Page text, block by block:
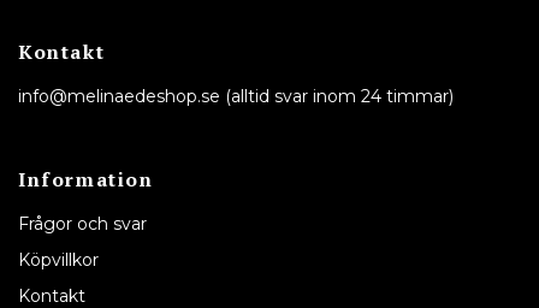
Kontakt
info@melinaedeshop.se (alltid svar inom 24 timmar)
Information
Frågor och svar
Köpvillkor
Kontakt